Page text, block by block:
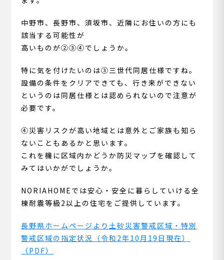
中野市、長野市、須坂市、近隣にお住いの方にも
該当する可能性が
高いものが②③④でしょうか。
特に気を付けたいのは③三世代同居仕様ですね。
設備の条件をクリアできても、行き来ができない
というのは同居仕様とは認められないので注意が
必要です。
④災害リスクが高い地域とは意外とご家族も知ら
ないこともあるかと思います。
これを機に区域内かどうか防災マップを確認して
みてはいかがでしょうか。
NORIAHOMEでは安心・安全に暮らしていける全
棟耐震等級2以上の住宅をご提供しています。
長野県ホームページより土砂災害警戒区域・特別
警戒区域の指定状況（令和2年10月19日現在）
（PDF）